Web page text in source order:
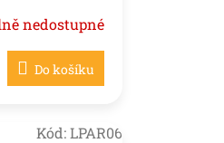
nedostupné
Do košíku
Kód:LPAR06